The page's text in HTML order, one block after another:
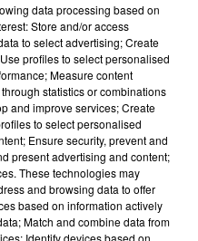
chiot en animalerie
très cher
physalies sur des
Ouest
data processing based on
Store and/or access
to select advertising; Create
profiles to select personalised
Measure content
statistics or combinations
and improve services; Create
to select personalised
Ensure security, prevent and
present advertising and content;
These technologies may
and browsing data to offer
based on information actively
Match and combine data from
Identify devices based on